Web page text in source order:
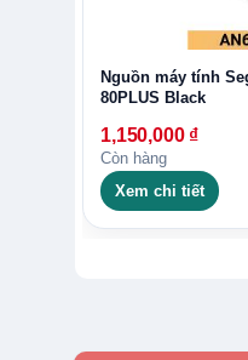
Nguồn máy tính
80PLUS Black
1,150,000 ₫
Còn hàng
Xem chi tiết